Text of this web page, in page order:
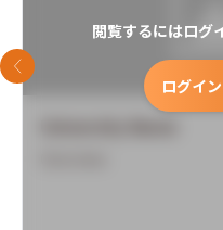
閲覧するにはログ
ログイ
前のスライド